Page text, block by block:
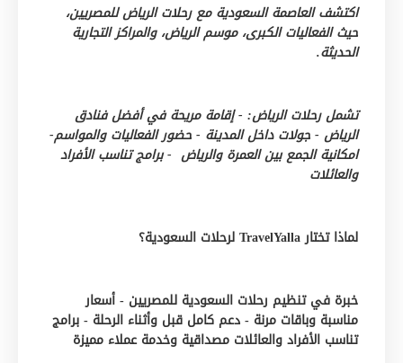
اكتشف العاصمة السعودية مع رحلات الرياض للمصريين،
حيث الفعاليات الكبرى، موسم الرياض، والمراكز التجارية
الحديثة.
تشمل رحلات الرياض: - إقامة مريحة في أفضل فنادق
الرياض - جولات داخل المدينة - حضور الفعاليات والمواسم-
امكانية الجمع بين العمرة والرياض - برامج تناسب الأفراد
والعائلات
لماذا تختار TravelYalla لرحلات السعودية؟
خبرة في تنظيم رحلات السعودية للمصريين - أسعار
مناسبة وباقات مرنة - دعم كامل قبل وأثناء الرحلة - برامج
تناسب الأفراد والعائلات مصداقية وخدمة عملاء مميزة